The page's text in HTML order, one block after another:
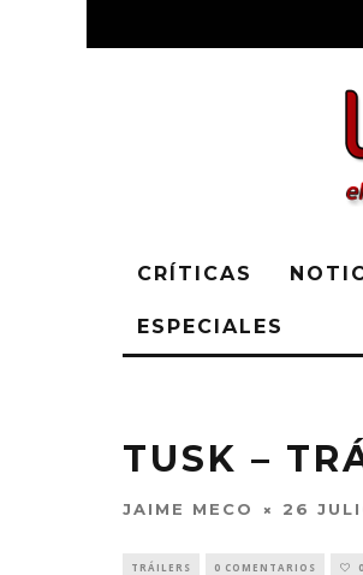
CRÍTICAS
ESPECIALES
TUSK –
JAIME MECO 26
TRÁILERS 0 COMENTARIOS 0